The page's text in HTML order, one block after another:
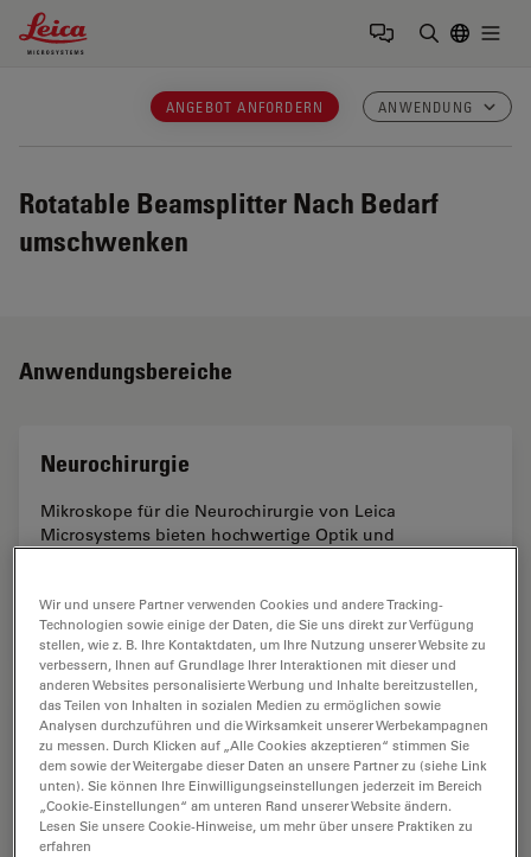
Leica Microsystems Logo
ANGEBOT ANFORDERN ANWENDUNG
Rotatable Beamsplitter Nach Bedarf
umschwenken
Anwendungsbereiche
Neurochirurgie
Mikroskope für die Neurochirurgie von Leica
Microsystems bieten hochwertige Optik und
Augenheilkunde
Leica Operationsmikroskope für die Augenheilkunde
bieten Spitzenleistungen in Optik und Beleuchtung und
helfen Chirurgen, Operationen mit hoher Präzision
durchzuführen und die Ergebnisse in der…
Wir und unsere Partner verwenden Cookies und andere Tracking-
Technologien sowie einige der Daten, die Sie uns direkt zur Verfügung
stellen, wie z. B. Ihre Kontaktdaten, um Ihre Nutzung unserer Website zu
verbessern, Ihnen auf Grundlage Ihrer Interaktionen mit dieser und
anderen Websites personalisierte Werbung und Inhalte bereitzustellen,
das Teilen von Inhalten in sozialen Medien zu ermöglichen sowie
Analysen durchzuführen und die Wirksamkeit unserer Werbekampagnen
zu messen. Durch Klicken auf „Alle Cookies akzeptieren“ stimmen Sie
dem sowie der Weitergabe dieser Daten an unsere Partner zu (siehe Link
unten). Sie können Ihre Einwilligungseinstellungen jederzeit im Bereich
„Cookie-Einstellungen“ am unteren Rand unserer Website ändern.
Lesen Sie unsere Cookie-Hinweise, um mehr über unsere Praktiken zu
erfahren